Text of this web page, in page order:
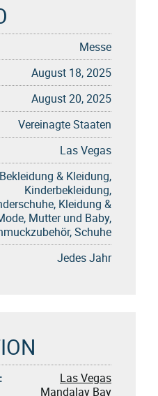
Messe
August 18, 2025
August 20, 2025
Vereinagte Staaten
Las Vegas
Bekleidung & Kleidung,
Kinderbekleidung,
Kleidung &
Mutter und Baby,
Schuhe
Jedes Jahr
Las Vegas
Mandalay Bay